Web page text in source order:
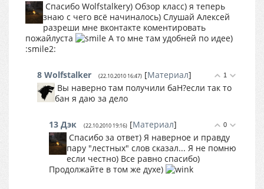
Спасибо Wolfstalkery) Обзор класс) я теперь
знаю с чего всё начиналось) Слушай Алексей
разреши мне вконтакте коментировать
пожайлуста
А то мне там удобней по идее)
:smile2:
1
8 Wolfstalker (22.10.2010 16:47) [Материал]
Вы наверно там получили баН?если так то
бан я даю за дело
0
13 Дэк (22.10.2010 19:16) [Материал]
Спасибо за ответ) Я наверное и правду
пару "лестных" слов сказал... Я не помню
если честно) Все равно спасибо)
Продолжайте в том же духе)